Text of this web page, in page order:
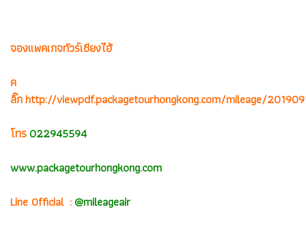
จองแพคเกจทัวร์เซียงไฮ้
ค
ลิ๊กhttp://viewpdf.packagetourhongkong.com/mileage/
โทร022945594
www.packagetourhongkong.com
Line Official :@mileageair